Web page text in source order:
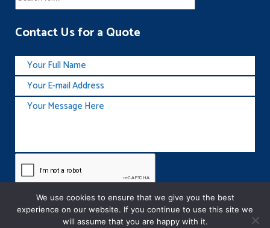
Contact Us for a Quote
We use cookies to ensure that we give you the best
experience on our website. If you continue to use this site we
will assume that you are happy with it.